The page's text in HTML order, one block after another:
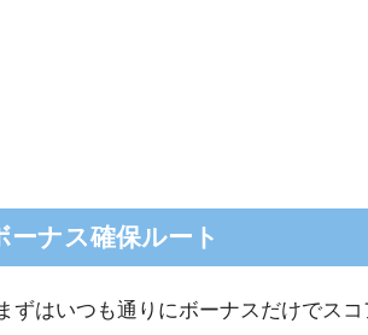
ーナス確保ルート
ずはいつも通りにボーナスだけでスコ